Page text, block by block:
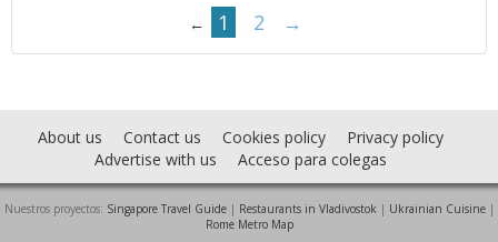
← 1 2 →
About us Contact us Cookies policy
Privacy policy
Advertise with us
Acceso para colegas
Nuestros proyectos: Singapore Travel Guide| Restaurants in Vladivostok | Ukrainian Cuisine|
Rome Metro Map